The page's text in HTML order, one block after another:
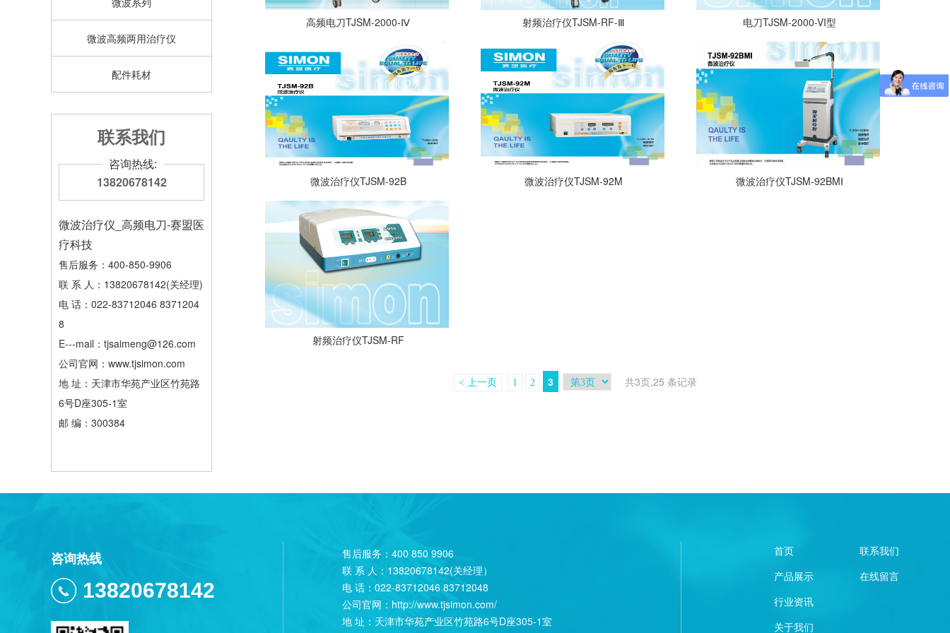
微波高频两用治疗仪
配件耗材
联系我们
咨询热线:
13820678142
微波治疗仪_高频电刀-赛盟医
疗科技
售后服务：400-850-9906
联 系 人：13820678142(关经理)
电 话：022-83712046 8371204
8
E---mail：tjsaimeng@126.com
公司官网：www.tjsimon.com
地 址：天津市华苑产业区竹苑路
6号D座305-1室
邮 编：300384
高频电刀TJSM-2000-Ⅳ 射频治疗仪TJSM-RF-Ⅲ 电刀TJSM-2000-VI型
微波治疗仪TJSM-92B 微波治疗仪TJSM-92M 微波治疗仪TJSM-92BMⅠ
射频治疗仪TJSM-RF
< 上一页 1 2 3 共3页,25 条记录
咨询热线
13820678142
售后服务：400 850 9906
联 系 人：13820678142(关经理）
电 话：022-83712046 83712048
公司官网：http://www.tjsimon.com/
地 址：天津市华苑产业区竹苑路6号D座305-1室
首页
产品展示
行业资讯
关于我们
联系我们
在线留言